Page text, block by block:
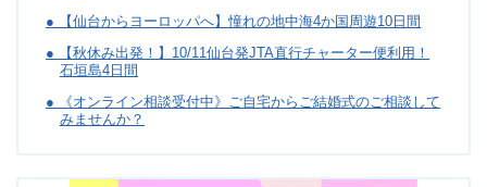
● 【仙台からヨーロッパへ】憧れの地中海4か国周遊10日間
● 【秋休み出発！】10/11仙台発JTA直行チャーター便利用！
石垣島4日間
● 《オンライン相談受付中》ご自宅からご結婚式のご相談して
みませんか？